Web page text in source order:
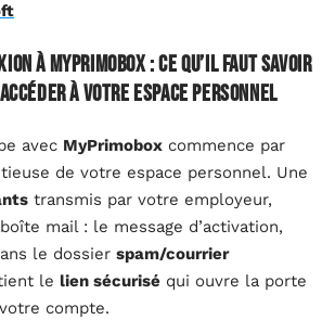
à MyPrimobox : ce qu’il faut savoir
à votre espace personnel
avec MyPrimobox commence par
de votre espace personnel. Une
transmis par votre employeur,
mail : le message d’activation,
le dossier spam/courrier
le lien sécurisé qui ouvre la porte
compte.